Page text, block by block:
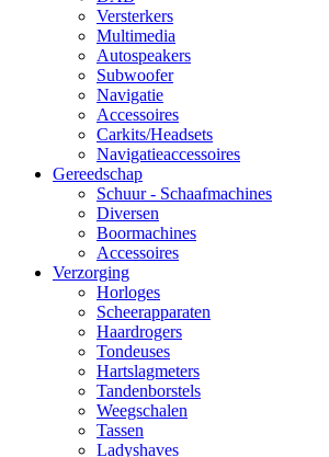
Versterkers
Multimedia
Autospeakers
Subwoofer
Navigatie
Accessoires
Carkits/Headsets
Navigatieaccessoires
Gereedschap
Schuur - Schaafmachines
Diversen
Boormachines
Accessoires
Verzorging
Horloges
Scheerapparaten
Haardrogers
Tondeuses
Hartslagmeters
Tandenborstels
Weegschalen
Tassen
Ladyshaves